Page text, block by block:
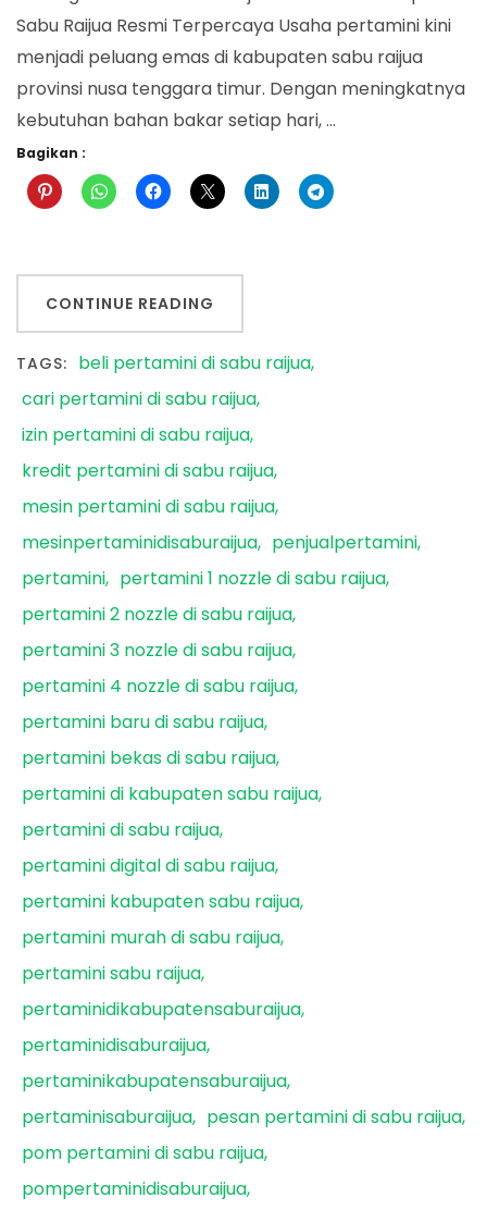
Sabu Raijua Resmi Terpercaya Usaha pertamini kini
menjadi peluang emas di kabupaten sabu raijua
provinsi nusa tenggara timur. Dengan meningkatnya
kebutuhan bahan bakar setiap hari, …
Bagikan :
CONTINUE READING
TAGS: beli pertamini di sabu raijua
cari pertamini di sabu raijua
izin pertamini di sabu raijua
kredit pertamini di sabu raijua
mesin pertamini di sabu raijua
mesinpertaminidisaburaijua
penjualpertamini
pertamini
pertamini 1 nozzle di sabu raijua
pertamini 2 nozzle di sabu raijua
pertamini 3 nozzle di sabu raijua
pertamini 4 nozzle di sabu raijua
pertamini baru di sabu raijua
pertamini bekas di sabu raijua
pertamini di kabupaten sabu raijua
pertamini di sabu raijua
pertamini digital di sabu raijua
pertamini kabupaten sabu raijua
pertamini murah di sabu raijua
pertamini sabu raijua
pertaminidikabupatensaburaijua
pertaminidisaburaijua
pertaminikabupatensaburaijua
pertaminisaburaijua
pesan pertamini di sabu raijua
pom pertamini di sabu raijua
pompertaminidisaburaijua